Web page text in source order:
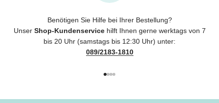
Benötigen Sie Hilfe bei Ihrer Bestellung?
Unser Shop-Kundenservicehilft Ihnen gerne werktags von 7
bis 20 Uhr (samstags bis 12:30 Uhr) unter:
089/2183-1810